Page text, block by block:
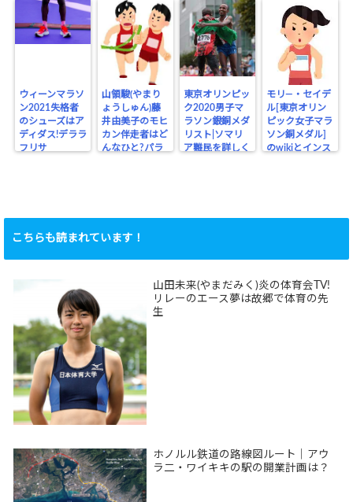
ウィーンマラソ
ン2021失格者
のシューズはア
ディダス!デララ
フリサ
山領駿(やまり
ょうしゅん)藤
井由美子のモヒ
カン伴走者はど
んなひと?パラ
東京オリンピッ
ク2020男子マ
ラソン銀銅メダ
リスト|ソマリ
ア難民を詳しく
モリ―・セイデ
ル[東京オリン
ピック女子マラ
ソン銅メダル]
のwikiとインス
こちらも読まれています！
山田未来(やまだみく)炎の体育会TV!
リレーのエース夢は故郷で体育の先
生
ホノルル鉄道の路線図ルート｜アウ
ラ二・ワイキキの駅の開業計画は？